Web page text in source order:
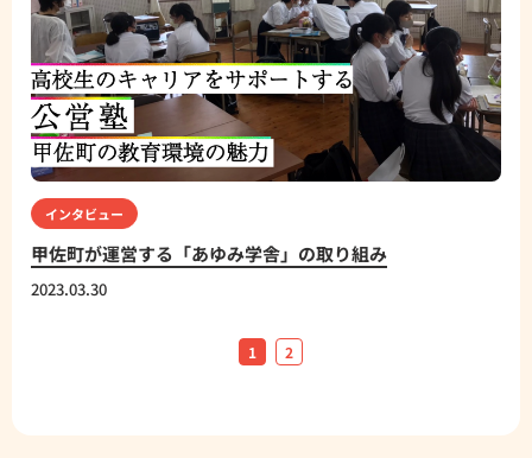
インタビュー
甲佐町が運営する「あゆみ学舎」の取り組み
2023.03.30
1 2